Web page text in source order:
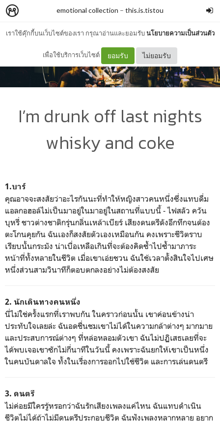
เราใช้คุ๊กกี้บนเว็บไซต์ของเรา กรุณาอ่านและยอมรับนโยบายความเป็นส่วนตัว
เพื่อใช้บริการเว็บไซต์ ยอมรับ ไม่ยอมรับ
emotional collection – this.is.tistou
I’m drunk off last nights
whisky and coke
1.บาร์
คุณอาจจะสงสัยว่าอะไรกันนะที่ทำให้หญิงสาวคนหนึ่งซึ่งแทบดื่ม
แอลกอฮอล์ไม่เป็นมาอยู่ในมาอยู่ในสถานที่แบบนี้ - ไฟสลัว ควัน
บุหรี่ ชาวต่างชาติกรุ่นกลิ่นเหล้าเบียร์ เสียงดนตรีดังอึกทึกจนต้อง
ตะโกนคุยกัน ฉันเองก็สงสัยตัวเองเหมือนกัน คงเพราะชีวิตราบ
เรียบนั้นกระมัง น่าเบื่อเหลือเกินที่จะต้องคิดซ้ำไปซ้ำมาภาระ
หน้าที่ทั้งหลายในชีวิต เมื่อเขาเอ่ยชวน ฉันใช้เวลาตั้งสินใจไปเศษ
หนึ่งส่วนสามวินาทีก็ตอบตกลงอย่างไม่ต้องสงสัย
2. นักเดินทางคนหนึ่ง
นี่ไม่ใช่ครั้งแรกที่เราพบกัน ในคราวก่อนนั้น เขาค่อนข้างน่า
ประทับใจเลยล่ะ ฉันอดชื่นชมเขาไม่ได้ในความกล้าต่างๆ มากมาย
และประสบการณ์ต่างๆ ที่หล่อหลอมตัวเขา ฉันไม่ปฏิเสธเลยที่จะ
ได้พบเจอเขาซักไม่กี่นาทีในวันนี้ คงเพราะฉันยกให้เขาเป็นหนึ่ง
ในคนบันดาลใจ ทั้งในเรื่องการออกไปใช้ชีวิต และการเล่นดนตรี
3. ดนตรี
ไม่ค่อยมีใครรู้หรอกว่าฉันรักเสียงเพลงแค่ไหน ฉันแทบดำเนิน
ชีวิตไม่ได้ถ้าไม่มีดนตรีประกอบชีวิต ฉันฟังเพลงหลากหลาย อยาก